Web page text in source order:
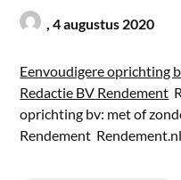
,4 augustus 2020
Eenvoudigere oprichting
Redactie BV Rendement
oprichting bv: met of
Rendement Rendement.nl